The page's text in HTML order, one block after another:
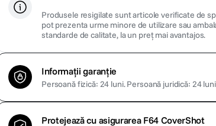
Produsele resigilate sunt articole verificate de
pot prezenta urme minore de utilizare sau
standarde de calitate, la un preț mai avantajos.
Informații garanție
Persoană fizică: 24 luni.Persoană juridică: 24
Protejează cu asigurarea F64 CoverShot